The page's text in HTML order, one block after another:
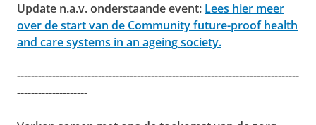
Update n.a.v. onderstaande event: Lees hier meer
over de start van de Community future-proof health
and care systems in an ageing society.
--------------------------------------------------------------------------------
--------------------